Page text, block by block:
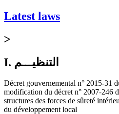
Latest laws
>
I. التنظيـــم
Décret gouvernemental n° 2015-31
modification du décret n° 2007-246
structures des forces de sûreté
du développement local